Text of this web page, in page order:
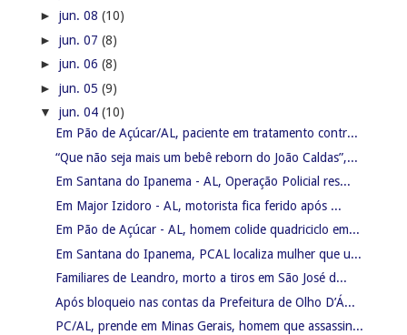
► jun. 08 (10)
► jun. 07 (8)
► jun. 06 (8)
► jun. 05 (9)
▼ jun. 04 (10)
Em Pão de Açúcar/AL, paciente em tratamento contr...
“Que não seja mais um bebê reborn do João Caldas”,...
Em Santana do Ipanema - AL, Operação Policial res...
Em Major Izidoro - AL, motorista fica ferido após ...
Em Pão de Açúcar - AL, homem colide quadriciclo em...
Em Santana do Ipanema, PCAL localiza mulher que u...
Familiares de Leandro, morto a tiros em São José d...
Após bloqueio nas contas da Prefeitura de Olho D’Á...
PC/AL, prende em Minas Gerais, homem que assassin...